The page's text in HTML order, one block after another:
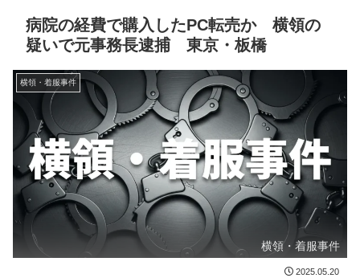
病院の経費で購入したPC転売か 横領の
疑いで元事務長逮捕 東京・板橋
横領・着服事件
横領・着服事件
2025.05.20